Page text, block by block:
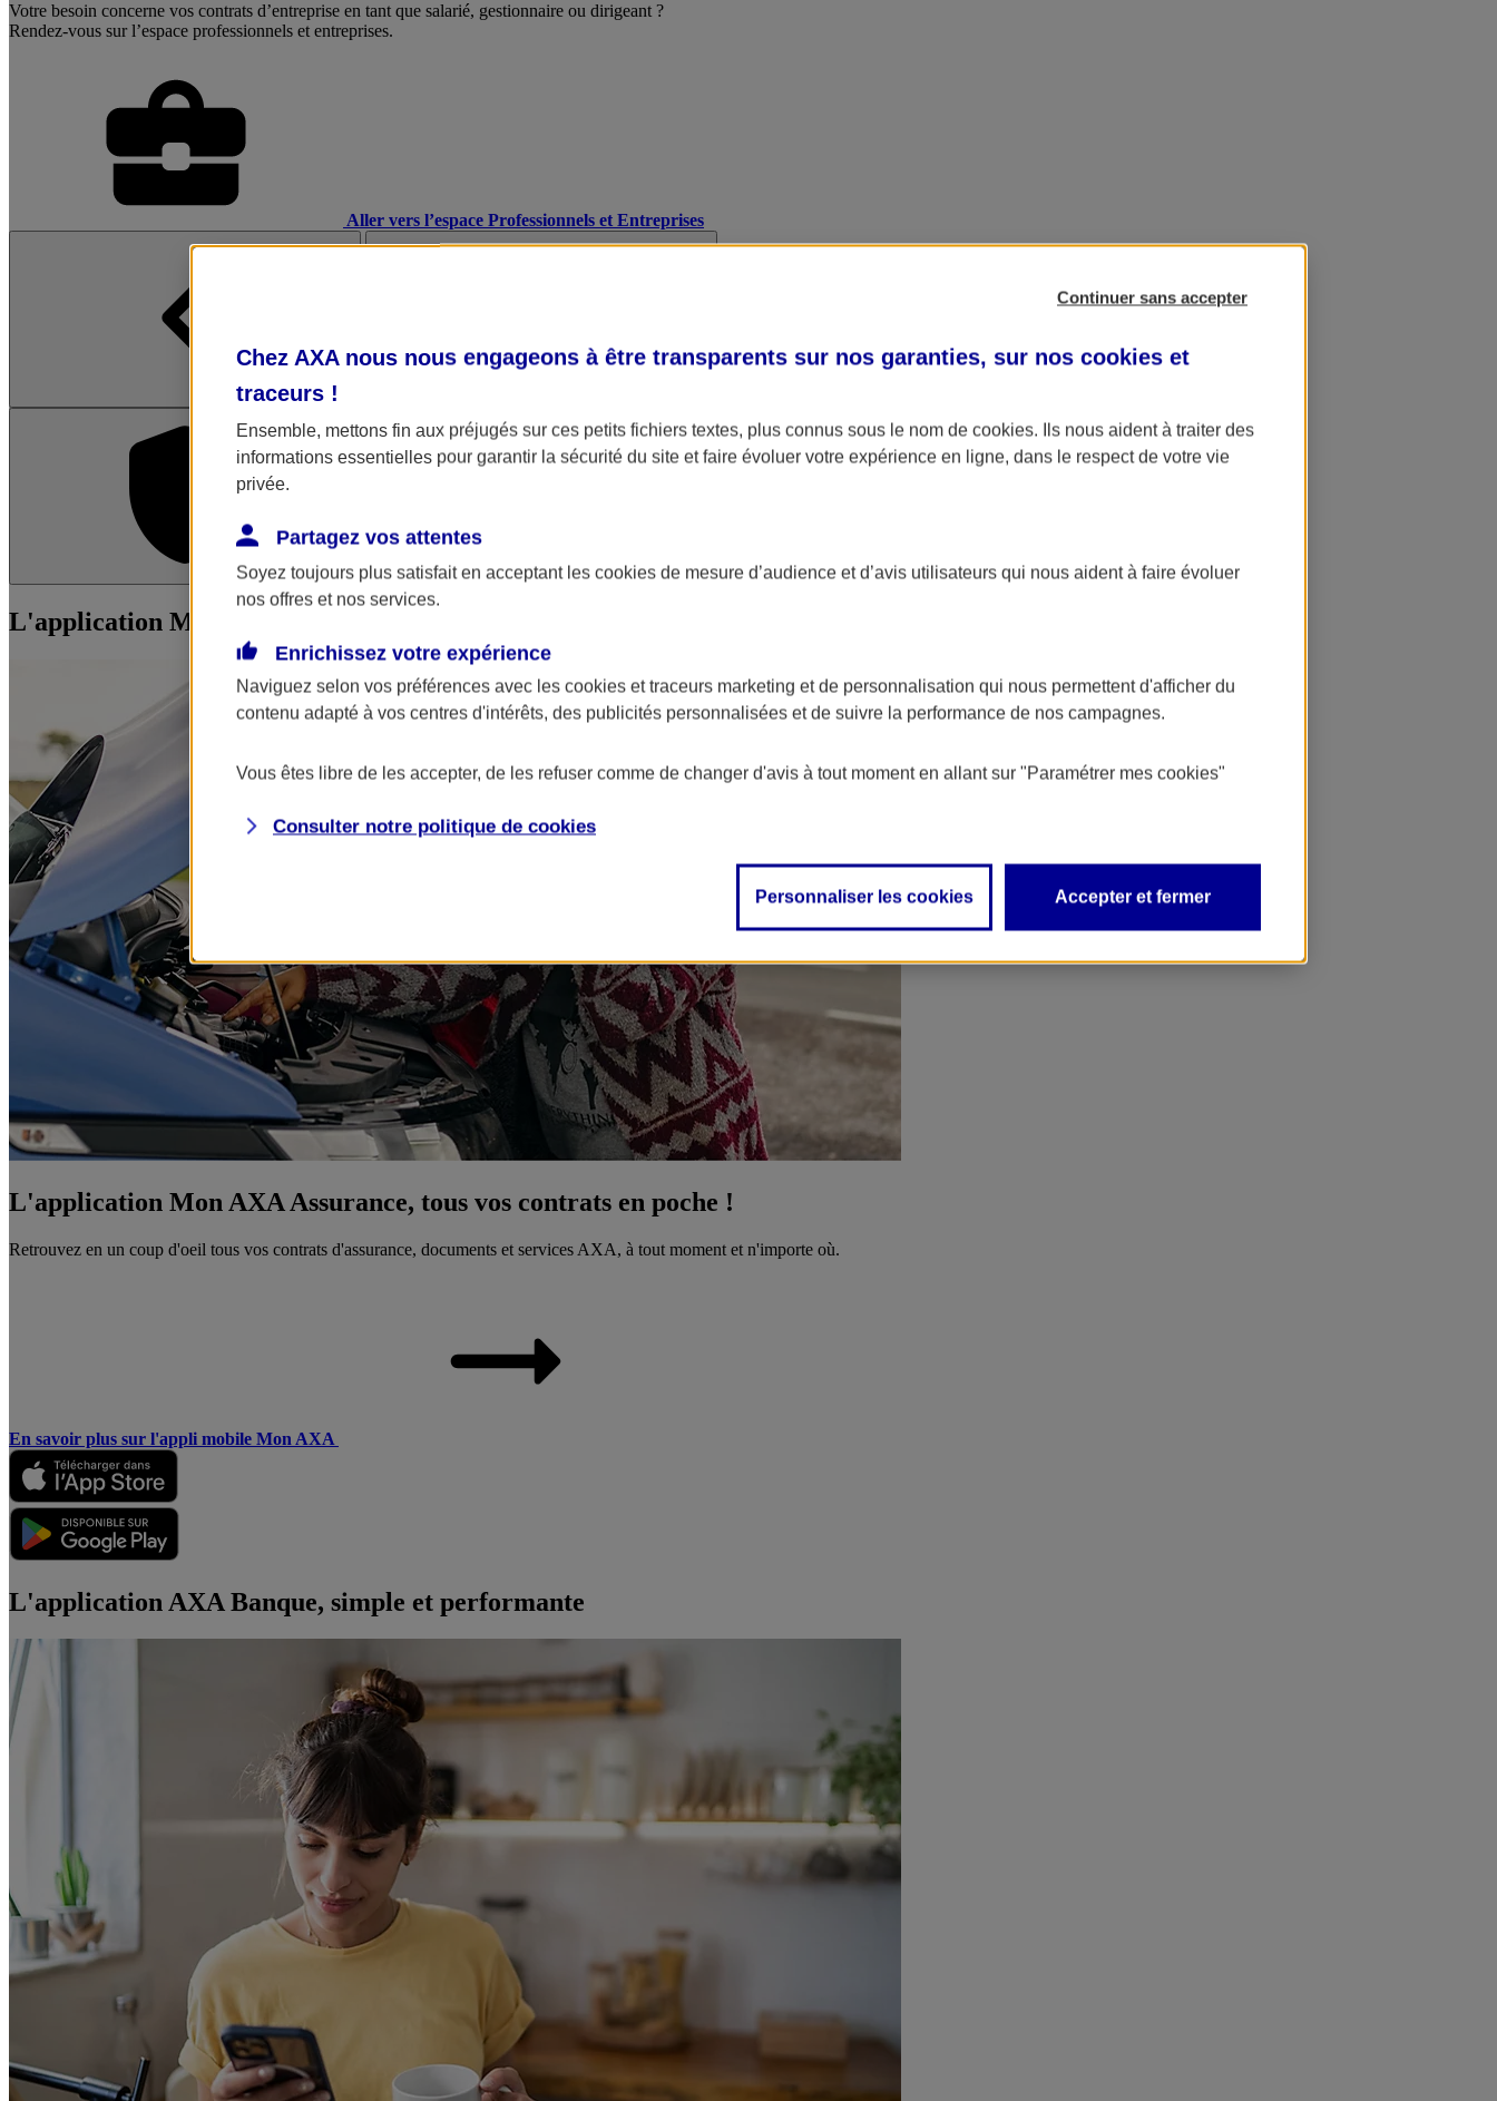
Votre besoin concerne vos contrats d’entreprise en tant que salarié, gestionnaire ou dirigeant ?
Rendez-vous sur l’espace professionnels et entreprises.
Aller vers l’espace Professionnels et Entreprises
L'application Mon AXA Assurance L'application AXA Banque
L'application Mon AXA Assurance, tous vos contrats en poche !
L'application Mon AXA Assurance, tous vos contrats en poche !
Retrouvez en un coup d'oeil tous vos contrats d'assurance, documents et services AXA, à tout moment et n'importe où.
En savoir plus sur l'appli mobile Mon AXA
L'application AXA Banque, simple et performante
Continuer sans accepter
Chez AXA nous nous engageons à être transparents sur nos garanties, sur nos cookies et
traceurs !
Ensemble, mettons fin aux préjugés sur ces petits fichiers textes, plus connus sous le nom de cookies. Ils nous aident à traiter des
informations essentielles pour garantir la sécurité du site et faire évoluer votre expérience en ligne, dans le respect de votre vie
privée.
Partagez vos attentes
Soyez toujours plus satisfait en acceptant les cookies de mesure d’audience et d’avis utilisateurs qui nous aident à faire évoluer
nos offres et nos services.
Enrichissez votre expérience
Naviguez selon vos préférences avec les cookies et traceurs marketing et de personnalisation qui nous permettent d'afficher du
contenu adapté à vos centres d'intérêts, des publicités personnalisées et de suivre la performance de nos campagnes.
Vous êtes libre de les accepter, de les refuser comme de changer d'avis à tout moment en allant sur "Paramétrer mes cookies"
Consulter notre politique de cookies
Personnaliser les cookies Accepter et fermer